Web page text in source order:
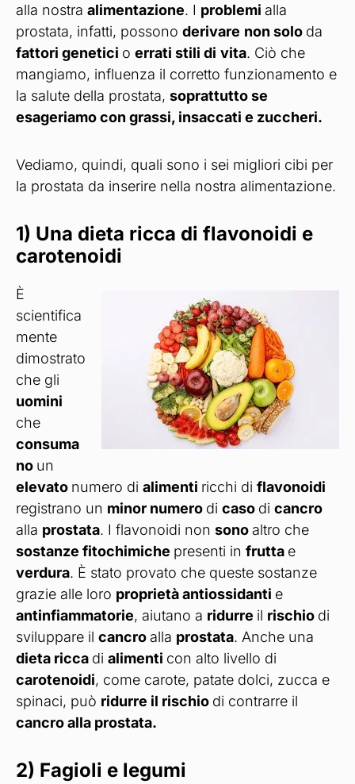
alla nostra alimentazione. I problemi alla
prostata, infatti, possono derivare non solo da
fattori genetici o errati stili di vita. Ciò che
mangiamo, influenza il corretto funzionamento e
la salute della prostata, soprattutto se
esageriamo con grassi, insaccati e zuccheri.
Vediamo, quindi, quali sono i sei migliori cibi per
la prostata da inserire nella nostra alimentazione.
1) Una dieta ricca di flavonoidi e
carotenoidi
È
scientifica
mente
dimostrato
che gli
uomini
che
consuma
no un
elevato numero di alimenti ricchi di flavonoidi
registrano un minor numero di caso di cancro
alla prostata. I flavonoidi non sonoaltro che
sostanze fitochimiche presenti in frutta e
verdura. È stato provato che queste sostanze
grazie alle loro proprietà antiossidanti e
antinfiammatorie, aiutano a ridurre il rischio di
sviluppare il cancroalla prostata. Anche una
dieta ricca di alimenti con alto livello di
carotenoidi, come carote, patate dolci, zucca e
spinaci, può ridurre il rischio di contrarre il
cancro alla prostata.
2) Fagioli e legumi